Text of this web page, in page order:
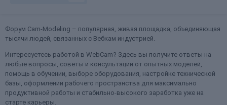
Форум Cam-Modeling – популярная, живая площадка, объединяющая
тысячи людей, связанных с Вебкам индустрией.
Интересуетесь работой в WebCam? Здесь вы получите ответы на
любые вопросы, советы и консультации от опытных моделей,
помощь в обучении, выборе оборудования, настройке технической
базы, оформлении рабочего пространства для максимально
продуктивной работы и стабильно-высокого заработка уже на
старте карьеры.